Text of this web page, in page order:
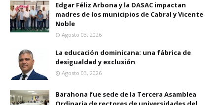
Edgar Féliz Arbona y la DASAC impactan
madres de los municipios de Cabral y Vicente
Noble
Agosto 03, 2026
La educación dominicana: una fábrica de
desigualdad y exclusión
Agosto 03, 2026
Barahona fue sede de la Tercera Asamblea